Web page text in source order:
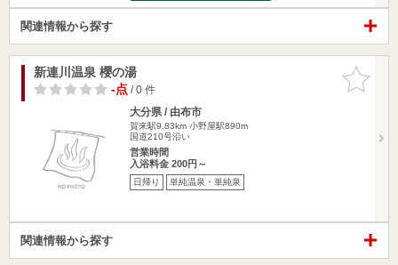
関連情報から探す
お気に入
りに追加
新連川温泉 櫻の湯
-点/ 0 件
大分県 / 由布市
賀来駅9.83km 小野屋駅890m
国道210号沿い
営業時間
入浴料金 200円～
日帰り 単純温泉・単純泉
関連情報から探す